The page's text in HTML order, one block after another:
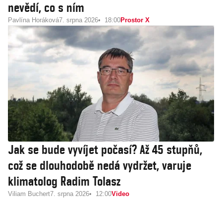
nevědí, co s ním
Pavlína Horáková7. srpna 2026 18:00Prostor X
Jak se bude vyvíjet počasí? Až 45 stupňů,
což se dlouhodobě nedá vydržet, varuje
klimatolog Radim Tolasz
Viliam Buchert7. srpna 2026 12:00Video